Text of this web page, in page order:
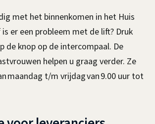
met het binnenkomen in het Huis
er een probleem met de lift? Druk
de knop op de intercompaal. De
helpen u graag verder. Ze
maandag t/m vrijdag van 9.00 uur tot